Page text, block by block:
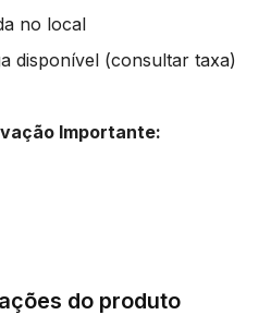
no local
disponível (consultar taxa)
Importante:
do produto